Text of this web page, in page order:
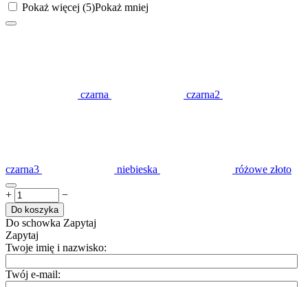
Pokaż więcej (5)Pokaż mniej
czarna czarna2
czarna3 niebieska różowe złoto
+ −
Do koszyka
Do schowka Zapytaj
Zapytaj
Twoje imię i nazwisko:
Twój e-mail: